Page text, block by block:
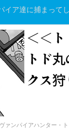
イア達に捕まって
ァンパイアハンター・